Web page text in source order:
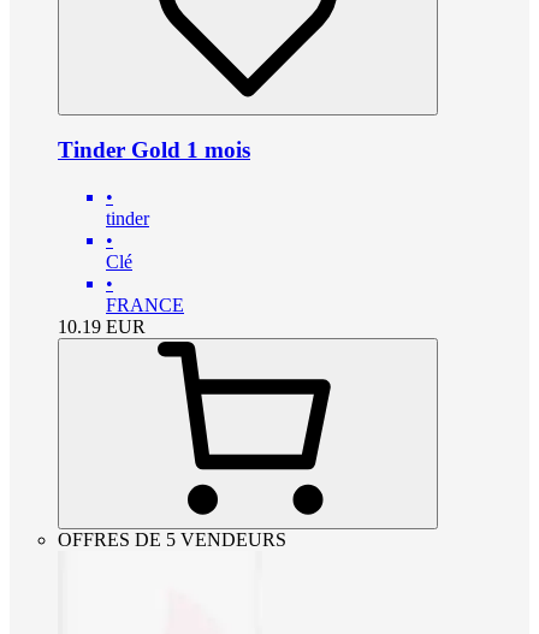
Tinder Gold 1 mois
•
tinder
•
Clé
•
FRANCE
10.19 EUR
OFFRES DE 5 VENDEURS